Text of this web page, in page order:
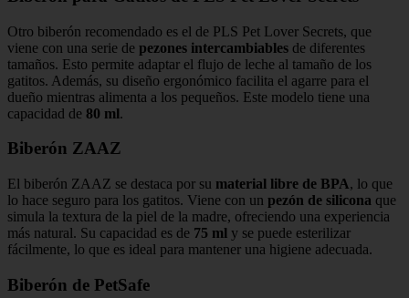
Otro biberón recomendado es el de PLS Pet Lover Secrets, que
viene con una serie de pezones intercambiables de diferentes
tamaños. Esto permite adaptar el flujo de leche al tamaño de los
gatitos. Además, su diseño ergonómico facilita el agarre para el
dueño mientras alimenta a los pequeños. Este modelo tiene una
capacidad de 80 ml.
Biberón ZAAZ
El biberón ZAAZ se destaca por su material libre de BPA, lo que
lo hace seguro para los gatitos. Viene con un pezón de silicona que
simula la textura de la piel de la madre, ofreciendo una experiencia
más natural. Su capacidad es de 75 ml y se puede esterilizar
fácilmente, lo que es ideal para mantener una higiene adecuada.
Biberón de PetSafe